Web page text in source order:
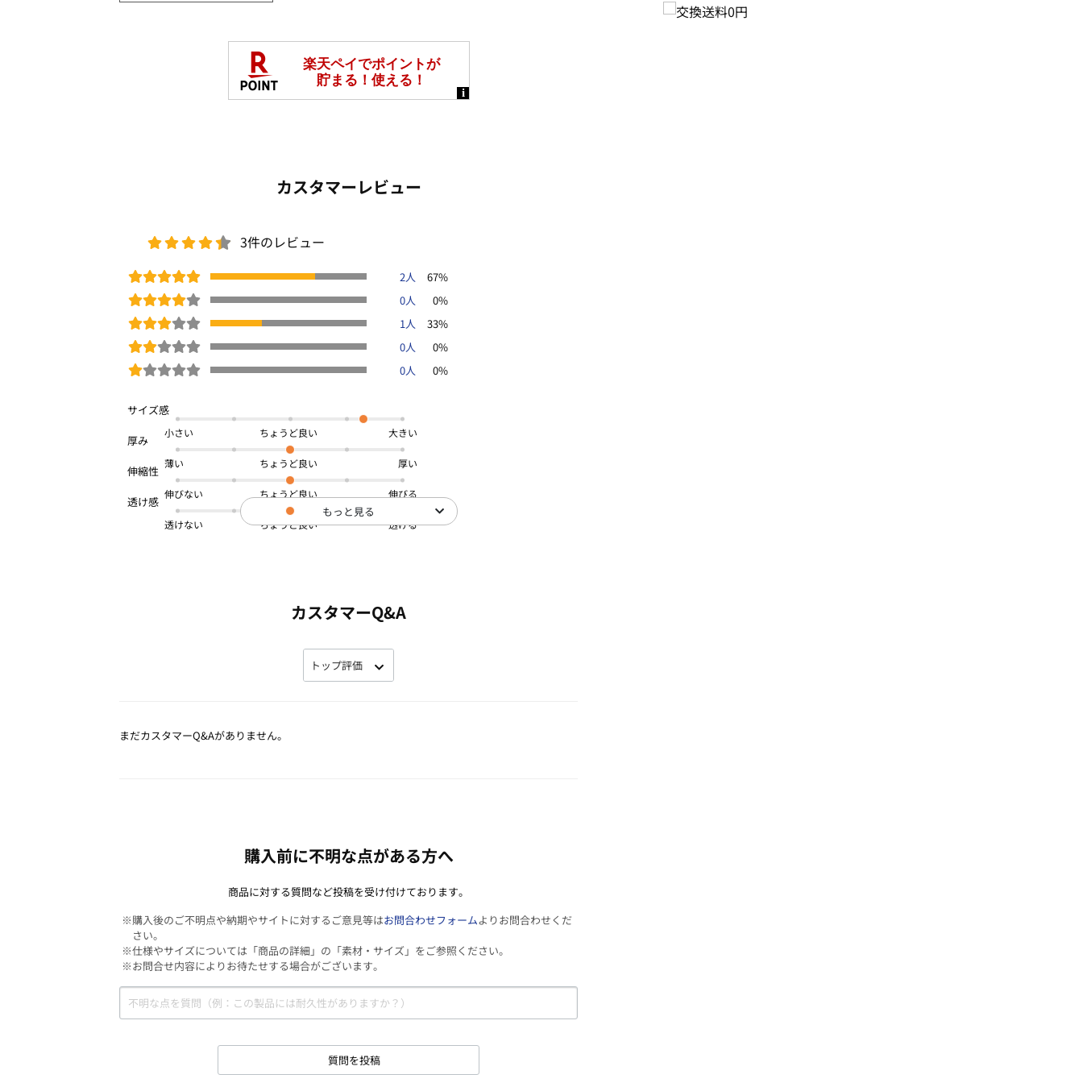
カスタマーレビュー
3件のレビュー
2人
67%
0人
0%
1人
33%
0人
0%
0人
0%
小さい 大きい
薄い 厚い
伸びない 伸びる
透けない 透ける
もっと見る
カスタマーQ&A
まだカスタマーQ&Aがありません。
購入前に不明な点がある方へ
商品に対する質問など投稿を受け付けております。
※購入後のご不明点や納期やサイトに対するご意見等はお問合わせフォームよりお問合わせくだ
さい。
※仕様やサイズについては「商品の詳細」の「素材・サイズ」をご参照ください。
※お問合せ内容によりお待たせする場合がございます。
質問を投稿